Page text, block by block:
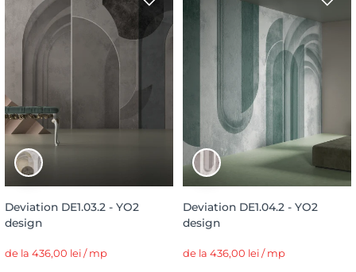
Deviation DE1.03.2 - YO2
design
de la 436,00 lei / mp
Deviation DE1.04.2 - YO2
design
de la 436,00 lei / mp